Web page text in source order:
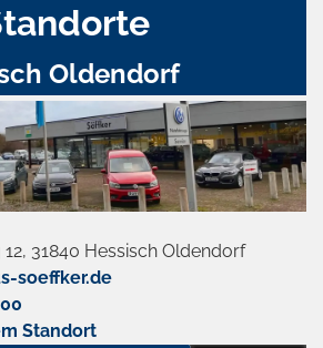
Oldendorf
31840 Hessisch Oldendorf
soeffker.de
Standort